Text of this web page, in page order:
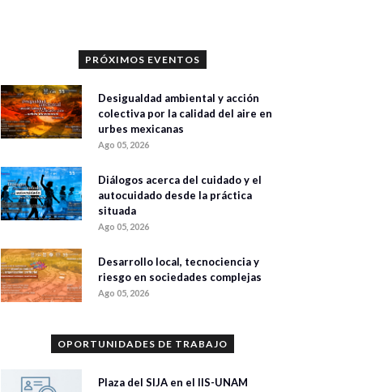
PRÓXIMOS EVENTOS
Desigualdad ambiental y acción
colectiva por la calidad del aire en
urbes mexicanas
Ago 05, 2026
Diálogos acerca del cuidado y el
autocuidado desde la práctica
situada
Ago 05, 2026
Desarrollo local, tecnociencia y
riesgo en sociedades complejas
Ago 05, 2026
OPORTUNIDADES DE TRABAJO
Plaza del SIJA en el IIS-UNAM